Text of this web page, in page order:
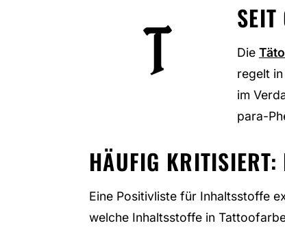
T Die
regelt
im
para-
HÄUFIG KRITISIERT:
Eine Positivliste für Inhaltsstoffe
welche Inhaltsstoffe in